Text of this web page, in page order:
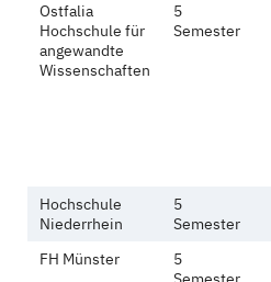
Ostfalia
Hochschule für
angewandte
Wissenschaften
5
Semester
Hochschule
Niederrhein
5
Semester
FH Münster
5